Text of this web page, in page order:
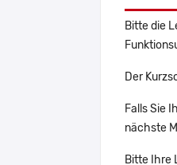
Bitte die
Der
Falls Sie
nächste
Bitte Ihre